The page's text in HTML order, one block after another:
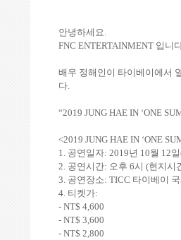
안녕하세요.
FNC ENTERTAINMENT 입니
배우 정해인이 타이베이에서
다.
“2019 JUNG HAE IN ‘ONE
<2019 JUNG HAE IN ‘ONE
1. 공연일자: 2019년 10월 12일
2. 공연시간: 오후 6시 (현지시
3. 공연장소: TICC 타이베이
4. 티켓가:
- NT$ 4,600
- NT$ 3,600
- NT$ 2,800